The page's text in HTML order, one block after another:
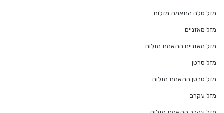
מזל טלה התאמת מזלות
מזל מאזניים
מזל מאזניים התאמת מזלות
מזל סרטן
מזל סרטן התאמת מזלות
מזל עקרב